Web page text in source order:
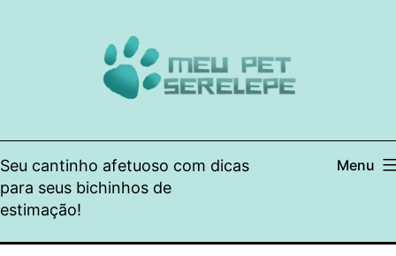
Seu cantinho afetuoso com dicas
para seus bichinhos de
estimação!
Menu